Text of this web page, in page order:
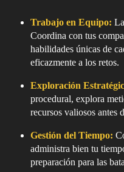
Trabajo en Equipo:
Coordina con tus
habilidades únicas de
eficazmente a los retos.
Exploración
procedural, explora
recursos valiosos antes
Gestión del Tiempo:
administra bien tu
preparación para las